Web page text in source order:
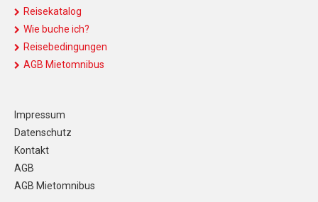
Reisekatalog
Wie buche ich?
Reisebedingungen
AGB Mietomnibus
Impressum
Datenschutz
Kontakt
AGB
AGB Mietomnibus